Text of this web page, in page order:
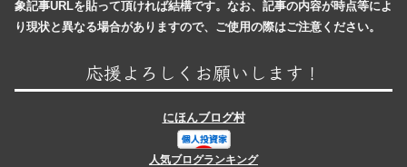
象記事URLを貼って頂ければ結構です。なお、記事の内容が時点等によ
り現状と異なる場合がありますので、ご使用の際はご注意ください。
応援よろしくお願いします！
にほんブログ村
人気ブログランキング